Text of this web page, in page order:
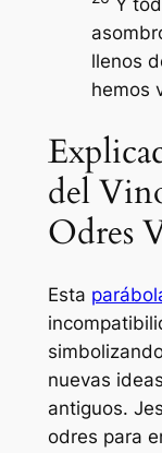
llenos
hemos
del
Odres
Esta
nuevas
antiguos.
odres para